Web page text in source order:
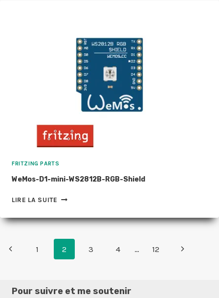
FRITZING PARTS
WeMos-D1-mini-WS2812B-RGB-Shield
LIRE LA SUITE WEMOS-
MINI-
RGB-
SHIELD
Navigation
Page
1 2 3 4 … 12
Page
Pour suivre et me soutenir